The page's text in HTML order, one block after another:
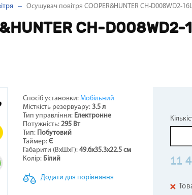
СПЛІТ-СИСТЕМА
НАПОЛЬНО-СТЕЛЬОВІ
НАПОЛЬНІ
ЕЛЕКТРИЧНІ
ЖАРОТРУБНІ
ПРОТОЧНІ
ДО БОЙЛЕРІВ -
ВОДОНАГРІВАЧІВ
БІМЕТАЛЕВІ
ОБІГРІВАЧІ UFO
ЗАВІСИ
ПОВІТРЯ
Осушувач повітря COOPER&HUNTER CH-D008WD2-
CH-D008WD2-
Спосіб установки: Мобільний
Місткість резервуару: 3.5 л
Тип управління: Електронне
Потужність: 295 Вт
Тип: Побутовий
Таймер: Є
Габарити (ВхШхГ): 49.6х35.3х22.5 см
Колір: Білий
Додати для порівняння
11